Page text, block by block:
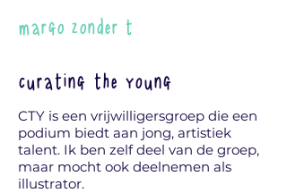
margo zonder t
curating the young
CTY is een vrijwilligersgroep die een
podium biedt aan jong, artistiek
talent. Ik ben zelf deel van de groep,
maar mocht ook deelnemen als
illustrator.